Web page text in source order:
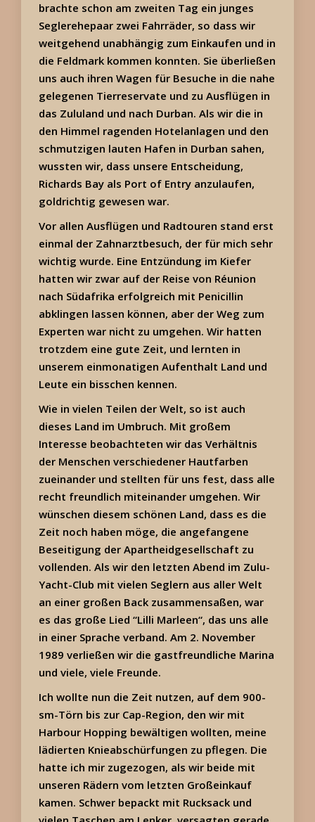
brachte schon am zweiten Tag ein junges
Seglerehepaar zwei Fahrräder, so dass wir
weitgehend unabhängig zum Einkaufen und in
die Feldmark kommen konnten. Sie überließen
uns auch ihren Wagen für Besuche in die nahe
gelegenen Tierreservate und zu Ausflügen in
das Zululand und nach Durban. Als wir die in
den Himmel ragenden Hotelanlagen und den
schmutzigen lauten Hafen in Durban sahen,
wussten wir, dass unsere Entscheidung,
Richards Bay als Port of Entry anzulaufen,
goldrichtig gewesen war.
Vor allen Ausflügen und Radtouren stand erst
einmal der Zahnarztbesuch, der für mich sehr
wichtig wurde. Eine Entzündung im Kiefer
hatten wir zwar auf der Reise von Réunion
nach Südafrika erfolgreich mit Penicillin
abklingen lassen können, aber der Weg zum
Experten war nicht zu umgehen. Wir hatten
trotzdem eine gute Zeit, und lernten in
unserem einmonatigen Aufenthalt Land und
Leute ein bisschen kennen.
Wie in vielen Teilen der Welt, so ist auch
dieses Land im Umbruch. Mit großem
Interesse beobachteten wir das Verhältnis
der Menschen verschiedener Hautfarben
zueinander und stellten für uns fest, dass alle
recht freundlich miteinander umgehen. Wir
wünschen diesem schönen Land, dass es die
Zeit noch haben möge, die angefangene
Beseitigung der Apartheidgesellschaft zu
vollenden. Als wir den letzten Abend im Zulu-
Yacht-Club mit vielen Seglern aus aller Welt
an einer großen Back zusammensaßen, war
es das große Lied “Lilli Marleen“, das uns alle
in einer Sprache verband. Am 2. November
1989 verließen wir die gastfreundliche Marina
und viele, viele Freunde.
Ich wollte nun die Zeit nutzen, auf dem 900-
sm-Törn bis zur Cap-Region, den wir mit
Harbour Hopping bewältigen wollten, meine
lädierten Knieabschürfungen zu pflegen. Die
hatte ich mir zugezogen, als wir beide mit
unseren Rädern vom letzten Großeinkauf
kamen. Schwer bepackt mit Rucksack und